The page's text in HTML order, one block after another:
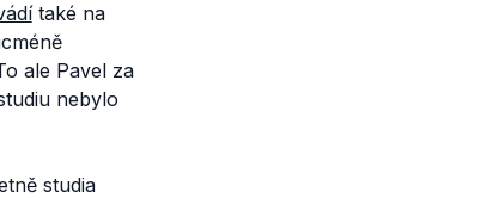
také na
ale Pavel za
nebylo
studia